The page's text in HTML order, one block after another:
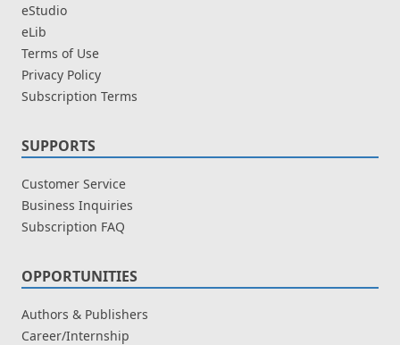
eStudio
eLib
Terms of Use
Privacy Policy
Subscription Terms
SUPPORTS
Customer Service
Business Inquiries
Subscription FAQ
OPPORTUNITIES
Authors & Publishers
Career/Internship